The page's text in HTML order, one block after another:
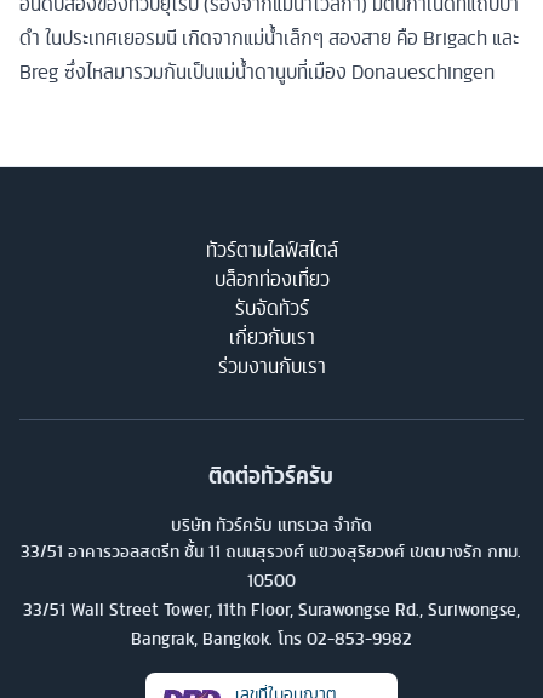
ดำ ในประเทศเยอรมนี เกิดจากแม่น้ำเล็กๆ สองสาย คือ Brigach และ
Breg ซึ่งไหลมารวมกันเป็นแม่น้ำดานูบที่เมือง Donaueschingen
ทัวร์ตามไลฟ์สไตล์
บล็อกท่องเที่ยว
รับจัดทัวร์
เกี่ยวกับเรา
ร่วมงานกับเรา
ติดต่อทัวร์ครับ
บริษัท ทัวร์ครับ แทรเวล จำกัด
33/51 อาคารวอลสตรีท ชั้น 11 ถนนสุรวงศ์ แขวงสุริยวงศ์ เขตบางรัก กทม.
10500
33/51 Wall Street Tower, 11th Floor, Surawongse Rd., Suriwongse,
Bangrak, Bangkok. โทร 02-853-9982